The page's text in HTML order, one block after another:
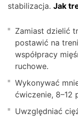
stabilizacja. Jak
Zamiast dzielić
postawić na
współpracy
ruchowe.
Wykonywać
ćwiczenie, 8–12
Uwzględniać